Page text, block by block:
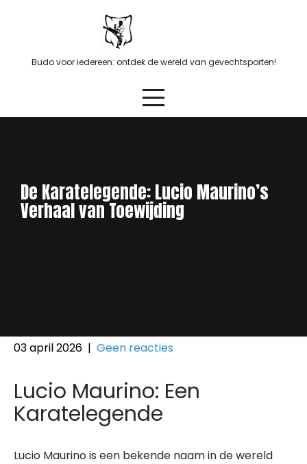
Budo voor iedereen: ontdek de wereld van gevechtsporten!
De Karatelegende: Lucio Maurino’s
Verhaal van Toewijding
03 april 2026 | Geen reacties
Lucio Maurino: Een
Karatelegende
Lucio Maurino is een bekende naam in de wereld